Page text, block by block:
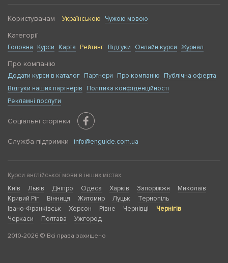
Користувачам Українською Чужою мовою
Категорії
Головна Курси Карта Рейтинг Відгуки Онлайн курси Журнал
Про компанію
Додати курси в каталог Партнери Про компанію
Публічна оферта
Відгуки наших партнерів
Політика конфіденційності
Рекламні послуги
Соціальні сторінки
Служба підтримки info@enguide.com.ua
Курси англійської мови в інших містах:
Київ
Львів Дніпро Одеса Харків Запоріжжя
Миколаїв
Кривий Ріг
Вінниця Житомир Луцьк
Тернопіль
Івано-Франківськ
Херсон Рівне Чернівці
Чернігів
Черкаси
Полтава Ужгород
2010-2026 © Всі права захищено